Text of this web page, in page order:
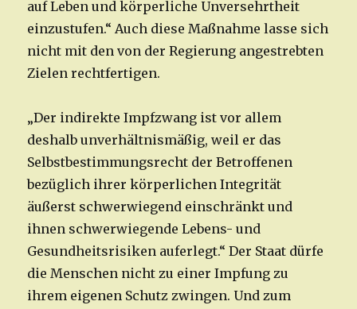
auf Leben und körperliche Unversehrtheit
einzustufen.“ Auch diese Maßnahme lasse sich
nicht mit den von der Regierung angestrebten
Zielen rechtfertigen.
„Der indirekte Impfzwang ist vor allem
deshalb unverhältnismäßig, weil er das
Selbstbestimmungsrecht der Betroffenen
bezüglich ihrer körperlichen Integrität
äußerst schwerwiegend einschränkt und
ihnen schwerwiegende Lebens- und
Gesundheitsrisiken auferlegt.“ Der Staat dürfe
die Menschen nicht zu einer Impfung zu
ihrem eigenen Schutz zwingen. Und zum